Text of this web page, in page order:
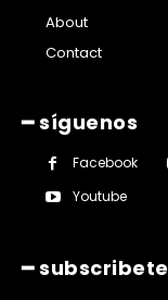
About
Contact
━ síguenos
Facebook
Youtube
━ subscribete